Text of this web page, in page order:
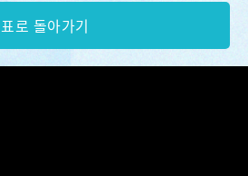
표로 돌아가기